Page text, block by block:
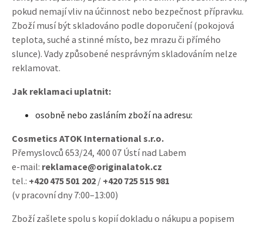
pokud nemají vliv na účinnost nebo bezpečnost přípravku.
Zboží musí být skladováno podle doporučení (pokojová
teplota, suché a stinné místo, bez mrazu či přímého
slunce). Vady způsobené nesprávným skladováním nelze
reklamovat.
Jak reklamaci uplatnit:
osobně nebo zasláním zboží na adresu:
Cosmetics ATOK International s.r.o.
Přemyslovců 653/24, 400 07 Ústí nad Labem
e-mail: reklamace@originalatok.cz
tel.: +420 475 501 202 / +420 725 515 981
(v pracovní dny 7:00–13:00)
Zboží zašlete spolu s kopií dokladu o nákupu a popisem